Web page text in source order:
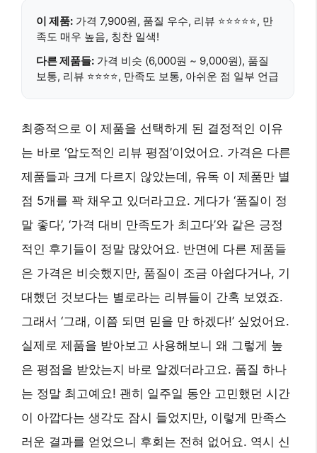
이 제품: 가격 7,900원, 품질 우수, 리뷰 ⭐⭐⭐⭐⭐, 만
족도 매우 높음, 칭찬 일색!
다른 제품들: 가격 비슷 (6,000원 ~ 9,000원), 품질
보통, 리뷰 ⭐⭐⭐⭐, 만족도 보통, 아쉬운 점 일부 언급
최종적으로 이 제품을 선택하게 된 결정적인 이유
는 바로 ‘압도적인 리뷰 평점’이었어요. 가격은 다른
제품들과 크게 다르지 않았는데, 유독 이 제품만 별
점 5개를 꽉 채우고 있더라고요. 게다가 ‘품질이 정
말 좋다’, ‘가격 대비 만족도가 최고다’와 같은 긍정
적인 후기들이 정말 많았어요. 반면에 다른 제품들
은 가격은 비슷했지만, 품질이 조금 아쉽다거나, 기
대했던 것보다는 별로라는 리뷰들이 간혹 보였죠.
그래서 ‘그래, 이쯤 되면 믿을 만 하겠다!’ 싶었어요.
실제로 제품을 받아보고 사용해보니 왜 그렇게 높
은 평점을 받았는지 바로 알겠더라고요. 품질 하나
는 정말 최고예요! 괜히 일주일 동안 고민했던 시간
이 아깝다는 생각도 잠시 들었지만, 이렇게 만족스
러운 결과를 얻었으니 후회는 전혀 없어요. 역시 신